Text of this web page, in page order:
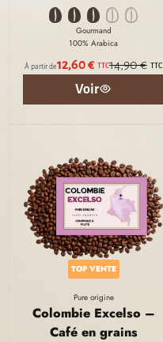
Gourmand
100% Arabica
À partir de12,60 € TTC14,90 € TTC
Voir
TOP VENTE
Pure origine
Colombie Excelso –
Café en grains